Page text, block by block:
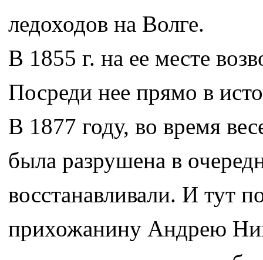
ледоходов на Волге.
В 1855 г. на ее месте
Посреди нее прямо в
В 1877 году, во время
была разрушена в
восстанавливали. И тут
прихожанину Андрею